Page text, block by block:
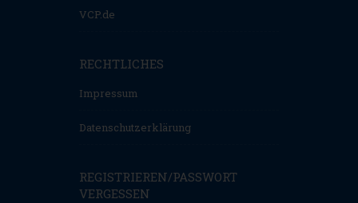
VCP.de
RECHTLICHES
Impressum
Datenschutzerklärung
REGISTRIEREN/PASSWORT
VERGESSEN